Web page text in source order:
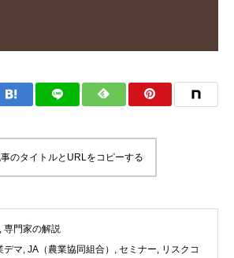
事のタイトルとURLをコピーする
専門家の解説
デマ JA（農業協同組合） セミナー
リスクコ